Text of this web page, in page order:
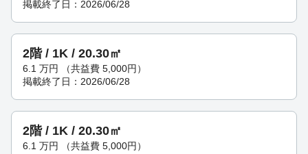
掲載終了日：2026/06/28
2階 / 1K / 20.30㎡
6.1 万円 （共益費 5,000円）
掲載終了日：2026/06/28
2階 / 1K / 20.30㎡
6.1 万円 （共益費 5,000円）